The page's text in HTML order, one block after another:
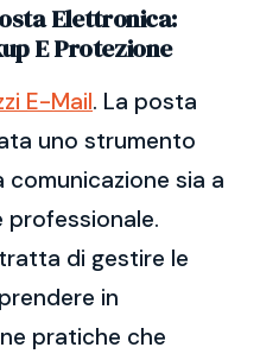
Elettronica:
E Protezione
E-Mail. La posta
uno strumento
comunicazione sia a
professionale.
di gestire le
in
pratiche che